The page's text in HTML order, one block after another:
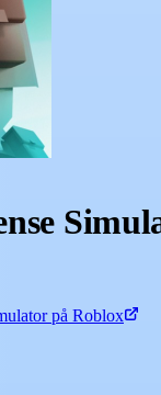
på Roblox